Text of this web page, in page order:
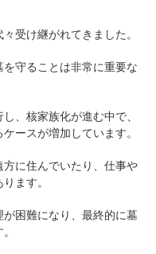
受け継がれてきました。
守ることは非常に重要な
、核家族化が進む中で、
ースが増加しています。
に住んでいたり、仕事や
ます。
困難になり、最終的に墓